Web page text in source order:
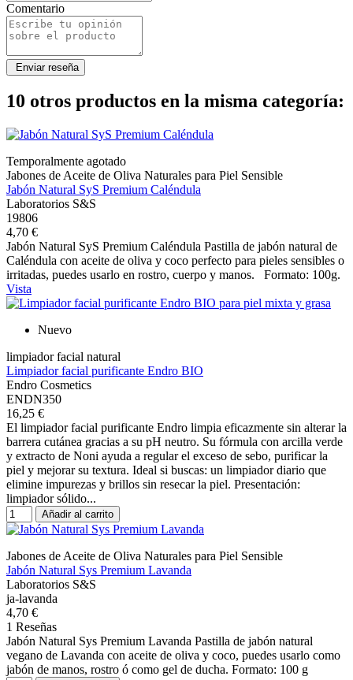
Comentario
10 otros productos en la misma categoría:
Temporalmente agotado
Jabones de Aceite de Oliva Naturales para Piel Sensible
Jabón Natural SyS Premium Caléndula
Laboratorios S&S
19806
4,70 €
Jabón Natural SyS Premium Caléndula Pastilla de jabón natural de
Caléndula con aceite de oliva y coco perfecto para pieles sensibles o
irritadas, puedes usarlo en rostro, cuerpo y manos. Formato: 100g.
Vista
Nuevo
limpiador facial natural
Limpiador facial purificante Endro BIO
Endro Cosmetics
ENDN350
16,25 €
El limpiador facial purificante Endro limpia eficazmente sin alterar la
barrera cutánea gracias a su pH neutro. Su fórmula con arcilla verde
y extracto de Noni ayuda a regular el exceso de sebo, purificar la
piel y mejorar su textura. Ideal si buscas: un limpiador diario que
elimine impurezas y brillos sin resecar la piel. Presentación:
limpiador sólido...
Añadir al carrito
Jabones de Aceite de Oliva Naturales para Piel Sensible
Jabón Natural Sys Premium Lavanda
Laboratorios S&S
ja-lavanda
4,70 €
1 Reseñas
Jabón Natural Sys Premium Lavanda Pastilla de jabón natural
vegano de Lavanda con aceite de oliva y coco, puedes usarlo como
jabón de manos, rostro ó como gel de ducha. Formato: 100 g